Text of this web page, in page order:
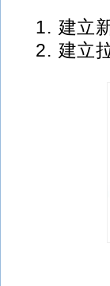
1. 建立新
2. 建立拉